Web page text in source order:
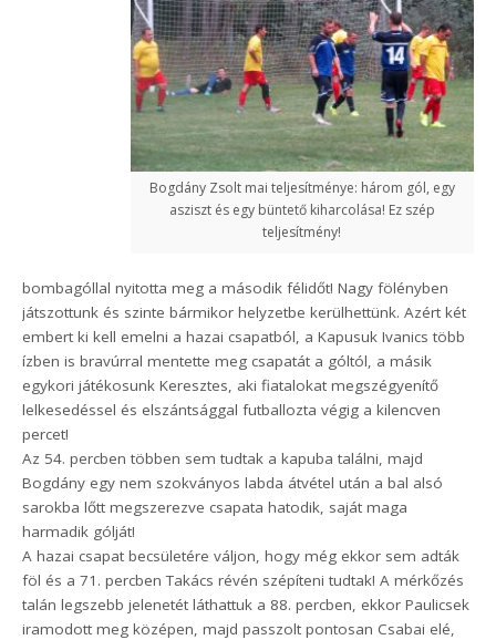
Bogdány Zsolt mai teljesítménye: három gól, egy
asziszt és egy büntető kiharcolása! Ez szép
teljesítmény!
bombagóllal nyitotta meg a második félidőt! Nagy fölényben
játszottunk és szinte bármikor helyzetbe kerülhettünk. Azért két
embert ki kell emelni a hazai csapatból, a Kapusuk Ivanics több
ízben is bravúrral mentette meg csapatát a góltól, a másik
egykori játékosunk Keresztes, aki fiatalokat megszégyenítő
lelkesedéssel és elszántsággal futballozta végig a kilencven
percet!
Az 54. percben többen sem tudtak a kapuba találni, majd
Bogdány egy nem szokványos labda átvétel után a bal alsó
sarokba lőtt megszerezve csapata hatodik, saját maga
harmadik gólját!
A hazai csapat becsületére váljon, hogy még ekkor sem adták
föl és a 71. percben Takács révén szépíteni tudtak! A mérkőzés
talán legszebb jelenetét láthattuk a 88. percben, ekkor Paulicsek
iramodott meg középen, majd passzolt pontosan Csabai elé,